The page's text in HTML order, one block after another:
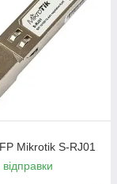
Mikrotik S-RJ01